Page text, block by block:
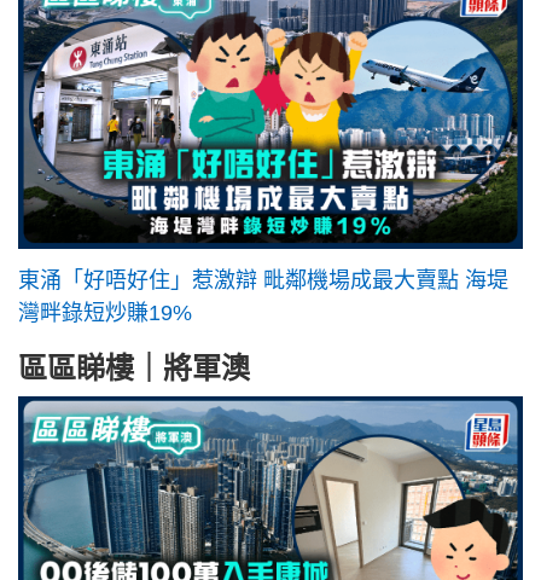
東涌「好唔好住」惹激辯 毗鄰機場成最大賣點 海堤
灣畔錄短炒賺19%
區區睇樓｜將軍澳